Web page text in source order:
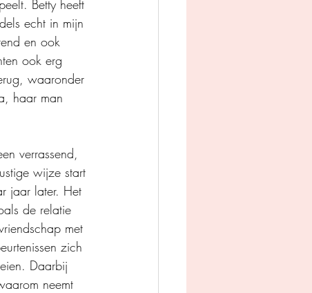
Betty heeft
echt in mijn
en ook
ook erg
waaronder
haar man
verrassend,
wijze start
jaar later. Het
de relatie
met
zich
Daarbij
neemt